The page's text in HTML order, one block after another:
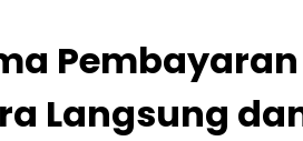
Langsung